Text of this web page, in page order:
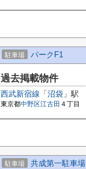
駐車場 パークF1
過去掲載物件
西武新宿線 「 沼袋 」駅
東京都中野区江古田 ４丁目
駐車場 共成第一駐車場